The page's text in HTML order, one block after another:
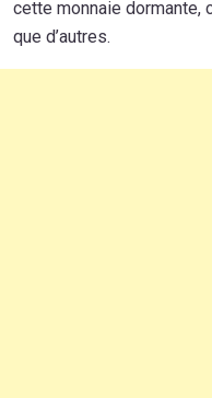
cette monnaie dormante,
que d’autres.